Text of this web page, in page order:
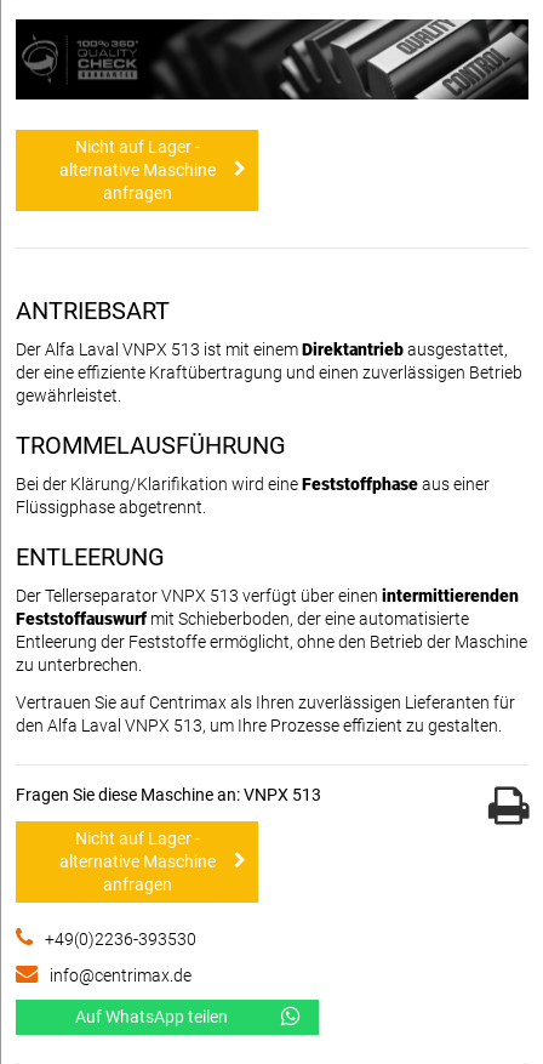
Nicht auf Lager -
alternative Maschine
anfragen
ANTRIEBSART
Der Alfa Laval VNPX 513 ist mit einemDirektantriebausgestattet,
der eine effiziente Kraftübertragung und einen zuverlässigen Betrieb
gewährleistet.
TROMMELAUSFÜHRUNG
Bei der Klärung/Klarifikation wird eineFeststoffphaseaus einer
Flüssigphase abgetrennt.
ENTLEERUNG
Der Tellerseparator VNPX 513 verfügt über einen intermittierenden
Feststoffauswurf mit Schieberboden, der eine automatisierte
Entleerung der Feststoffe ermöglicht, ohne den Betrieb der Maschine
zu unterbrechen.
Vertrauen Sie auf Centrimax als Ihren zuverlässigen Lieferanten für
den Alfa Laval VNPX 513, um Ihre Prozesse effizient zu gestalten.
Fragen Sie diese Maschine an: VNPX 513
Nicht auf Lager -
alternative Maschine
anfragen
+49(0)2236-393530
info@centrimax.de
Auf WhatsApp teilen